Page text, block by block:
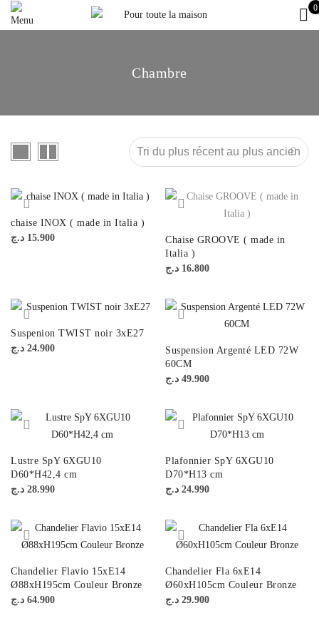
0
Chambre
chaise INOX ( made in Italia )
15.900 د.ج
Chaise GROOVE ( made in
Italia )
16.800 د.ج
Suspenion TWIST noir 3xE27
24.900 د.ج
Suspension Argenté LED 72W
60CM
49.900 د.ج
Lustre SpY 6XGU10
D60*H42,4 cm
28.990 د.ج
Plafonnier SpY 6XGU10
D70*H13 cm
24.990 د.ج
Chandelier Flavio 15xE14
Ø88xH195cm Couleur Bronze
64.900 د.ج
Chandelier Fla 6xE14
Ø60xH105cm Couleur Bronze
29.900 د.ج